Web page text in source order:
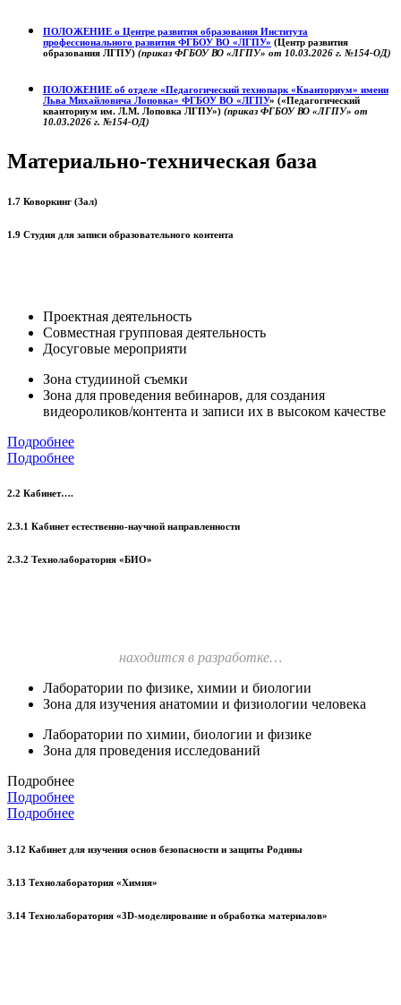
ПОЛОЖЕНИЕ о Центре развития образования Института
профессионального развития ФГБОУ ВО «ЛГПУ» (Центр развития
образования ЛГПУ) (приказ ФГБОУ ВО «ЛГПУ» от 10.03.2026 г. №154-ОД)
ПОЛОЖЕНИЕ об отделе «Педагогический технопарк «Кванториум» имени
Льва Михайловича Лоповка» ФГБОУ ВО «ЛГПУ» («Педагогический
кванториум им. Л.М. Лоповка ЛГПУ») (приказ ФГБОУ ВО «ЛГПУ» от
10.03.2026 г. №154-ОД)
Материально-техническая база
1.7 Коворкинг (Зал)
1.9 Студия для записи образовательного контента
Проектная деятельность
Совместная групповая деятельность
Досуговые мероприяти
Зона студииной съемки
Зона для проведения вебинаров, для создания
видеороликов/контента и записи их в высоком качестве
Подробнее
Подробнее
2.2 Кабинет….
2.3.1 Кабинет естественно-научной направленности
2.3.2 Технолаборатория «БИО»
находится в разработке…
Лаборатории по физике, химии и биологии
Зона для изучения анатомии и физиологии человека
Лаборатории по химии, биологии и физике
Зона для проведения исследований
Подробнее
Подробнее
Подробнее
3.12 Кабинет для изучения основ безопасности и защиты Родины
3.13 Технолаборатория «Химия»
3.14 Технолаборатория «3D-моделирование и обработка материалов»